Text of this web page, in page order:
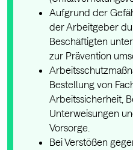
Aufgrund der
der Arbeitgeber
Beschäftigten
zur Prävention
Bestellung von
Arbeitssicherheit,
Unterweisungen
Vorsorge.
Bei Verstößen